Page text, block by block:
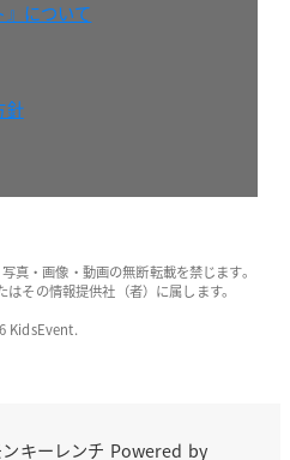
』について
針
真・画像・動画の無断転載を禁じます。
その情報提供社（者）に属します。
KidsEvent.
キーレンチ Powered by